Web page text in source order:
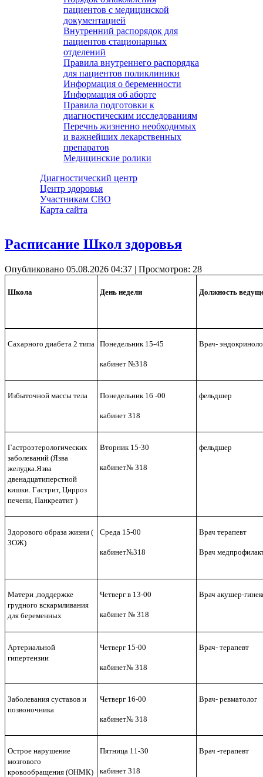
пациентов с медицинской
документацией
Внутренний распорядок для
пациентов стационарных
отделений
Правила внутреннего распорядка
для пациентов поликлиники
Информация о беременности
Информация об аборте
Правила подготовки к
диагностическим исследованиям
Перечнь жизненно необходимых
и важнейших лекарственных
препаратов
Медицинские ролики
Диагностический центр
Центр здоровья
Участникам СВО
Карта сайта
Расписание Школ здоровья
Опубликовано 05.08.2026 04:37 | Просмотров: 28
Школа День недели Должность
Сахарного диабета 2 типа Понедельник 15-45
кабинет №318
Врач-
Избыточной массы тела Понедельник 16 -00
кабинет 318
фельдшер
Гастроэтерологических
заболеваний (Язва
желудка.Язва
двенадцатиперстной
кишки. Гастрит, Цирроз
печени, Панкреатит )
Вторник 15-30
кабинет№ 318
фельдшер
Здорового образа жизни (
ЗОЖ)
Среда 15-00
кабинет№318
Врач терапевт
Врач
Матери ,поддержке
грудного вскармливания
для беременных
Четверг в 13-00
кабинет № 318
Врач акушер-
Артериальной
гипертензии
Четверг 15-00
кабинет№ 318
Врач- терапевт
Заболевания суставов и
позвоночника
Четверг 16-00
кабинет№ 318
Врач- ревматолог
Острое нарушение
мозгового
кровообращения (ОНМК)
Пятница 11-30
кабинет 318
Врач -терапевт